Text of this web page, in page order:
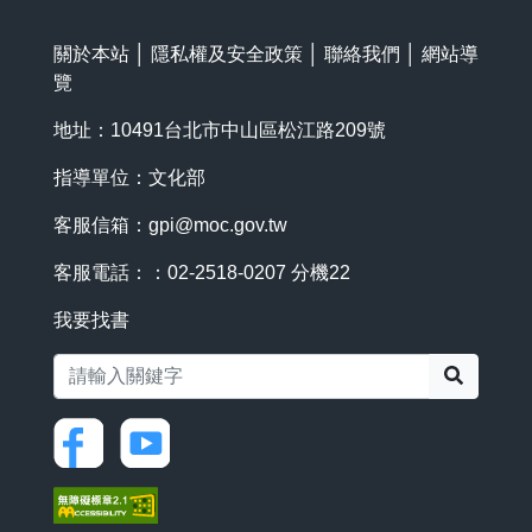
關於本站 隱私權及安全政策 聯絡我們
網站導
覽
地址：10491台北市中山區松江路209號
指導單位：文化部
客服信箱： gpi@moc.gov.tw
客服電話：：02-2518-0207 分機22
我要找書